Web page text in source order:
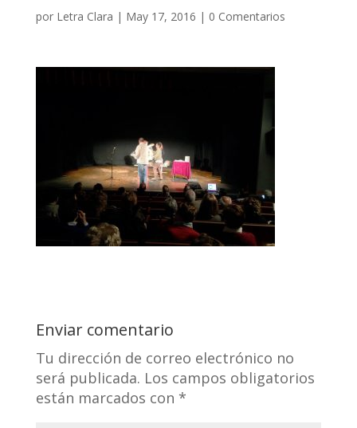
por Letra Clara | May 17, 2016 | 0 Comentarios
Enviar comentario
Tu dirección de correo electrónico no
será publicada. Los campos obligatorios
están marcados con *